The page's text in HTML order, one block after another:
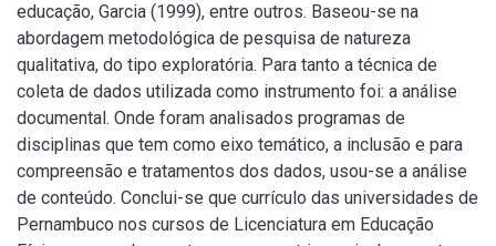
educação, Garcia (1999), entre outros. Baseou-se na
abordagem metodológica de pesquisa de natureza
qualitativa, do tipo exploratória. Para tanto a técnica de
coleta de dados utilizada como instrumento foi: a análise
documental. Onde foram analisados programas de
disciplinas que tem como eixo temático, a inclusão e para
compreensão e tratamentos dos dados, usou-se a análise
de conteúdo. Conclui-se que currículo das universidades de
Pernambuco nos cursos de Licenciatura em Educação